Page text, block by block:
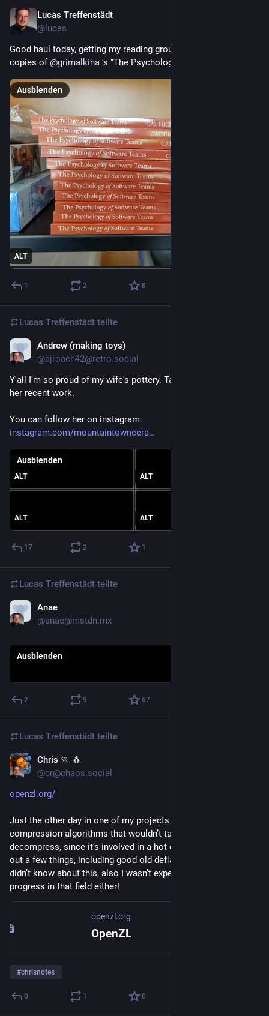
Lucas Treffenstädt
@lucas
Good haul today, getting my reading group set up with their
copies of @grimalkina 's "The Psychology of Software Teams"
ALT
Ausblenden
1 2 8
Lucas Treffenstädt teilte
Andrew (making toys)
@ajroach42@retro.social
Y'all I'm so proud of my wife's pottery. Take a look at some of
her recent work.
You can follow her on instagram:
instagram.com/mountaintowncera
ALT ALT
ALT ALT
Ausblenden
17 2 1
Lucas Treffenstädt teilte
Anae
@anae@mstdn.mx
Ausblenden
2 9 67
Lucas Treffenstädt teilte
Chris 🏃 🐧
@cr@chaos.social
openzl.org/
Just the other day in one of my projects we are looking at
compression algorithms that wouldn’t take ages to
decompress, since it’s involved in a hot code path. We tried
out a few things, including good old deflate, brotli, etc. But we
didn’t know about this, also I wasn’t expecting a lot of
progress in that field either!
openzl.org
OpenZL
#chrisnotes
0 1 0